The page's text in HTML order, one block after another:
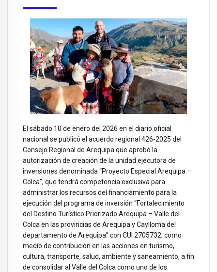
El sábado 10 de enero del 2026 en el diario oficial
nacional se publicó el acuerdo regional 426-2025 del
Consejo Regional de Arequipa que aprobó la
autorización de creación de la unidad ejecutora de
inversiones denominada “Proyecto Especial Arequipa –
Colca”, que tendrá competencia exclusiva para
administrar los recursos del financiamiento para la
ejecución del programa de inversión “Fortalecimiento
del Destino Turístico Priorizado Arequipa – Valle del
Colca en las provincias de Arequipa y Caylloma del
departamento de Arequipa” con CUI 2705732, como
medio de contribución en las acciones en turismo,
cultura, transporte, salud, ambiente y saneamiento, a fin
de consolidar al Valle del Colca como uno de los